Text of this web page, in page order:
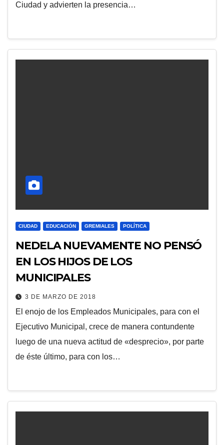
Ciudad y advierten la presencia…
CIUDAD EDUCACIÓN GREMIALES POLÍTICA
NEDELA NUEVAMENTE NO PENSÓ
EN LOS HIJOS DE LOS
MUNICIPALES
3 DE MARZO DE 2018
El enojo de los Empleados Municipales, para con el
Ejecutivo Municipal, crece de manera contundente
luego de una nueva actitud de «desprecio», por parte
de éste último, para con los…